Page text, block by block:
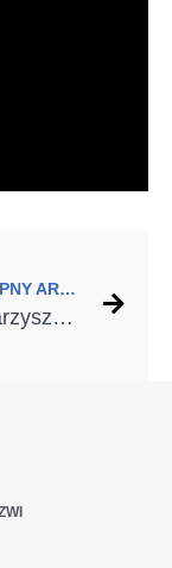
NASTĘPNY ARTYKUŁ
Stowarzyszenie Architektów Polskich Patronem Honorowym „DOBREGO MONTAŻU”